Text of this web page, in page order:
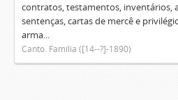
contratos, testamentos, inventários,
sentenças, cartas de mercê e
arma...
Canto. Família ([14--?]-1890)